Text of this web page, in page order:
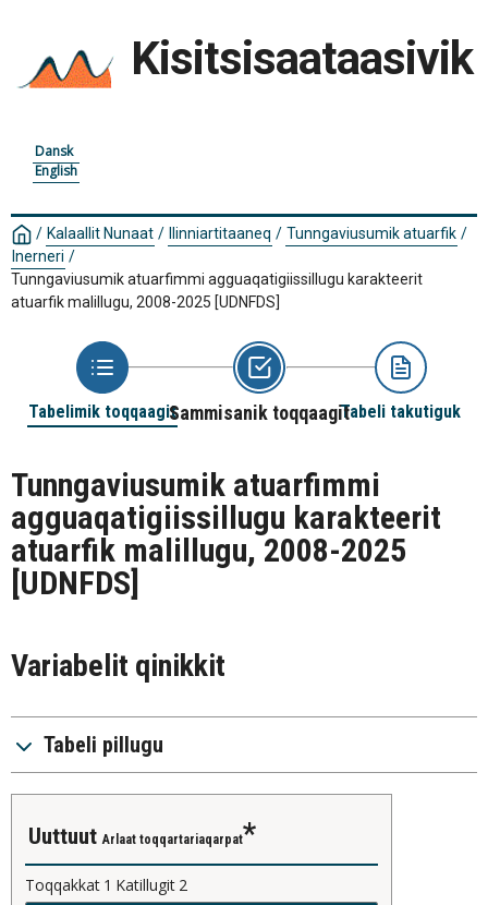
Kisitsisaataasivik
Dansk
English
/ Kalaallit Nunaat / Ilinniartitaaneq / Tunngaviusumik atuarfik /
Inerneri /
Tunngaviusumik atuarfimmi agguaqatigiissillugu karakteerit
atuarfik malillugu, 2008-2025 [UDNFDS]
Tabelimik toqqaagitSammisanik toqqaagitTabeli takutiguk
Tunngaviusumik atuarfimmi
agguaqatigiissillugu karakteerit
atuarfik malillugu, 2008-2025
[UDNFDS]
Variabelit qinikkit
Tabeli pillugu
uuttuut Arlaat toqqartariaqarpat
Toqqakkat 1 Katillugit 2